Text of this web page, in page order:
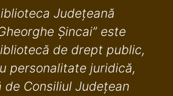
Județeană
Șincai” este
de drept public,
personalitate juridică,
Consiliul Judeţean